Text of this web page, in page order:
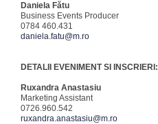
Daniela Fătu
Business Events Producer
0784 460.431
daniela.fatu@m.ro
DETALII EVENIMENT SI INSCRIERI:
Ruxandra Anastasiu
Marketing Assistant
0726.960.542
ruxandra.anastasiu@m.ro